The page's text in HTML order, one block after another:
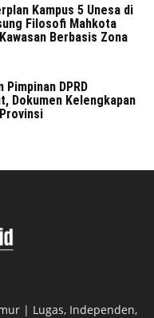
Kampus 5 Unesa di
Filosofi Mahkota
Berbasis Zona
DPRD
Dokumen Kelengkapan
| Lugas, Independen,